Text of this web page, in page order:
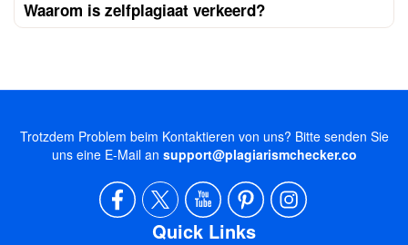
Waarom is zelfplagiaat verkeerd?
Trotzdem Problem beim Kontaktieren von uns? Bitte senden Sie
uns eine E-Mail an support@plagiarismchecker.co
Quick Links